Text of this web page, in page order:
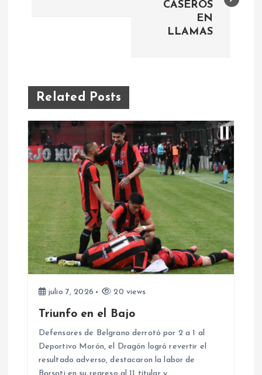
c
ó
d
e
CASEROS
EN
LLAMAS
Related Posts
julio 7, 2026 20 views
Triunfo en el Bajo
Defensores de Belgrano derrotó por 2 a 1 al
Deportivo Morón, el Dragón logró revertir el
resultado adverso, destacaron la labor de